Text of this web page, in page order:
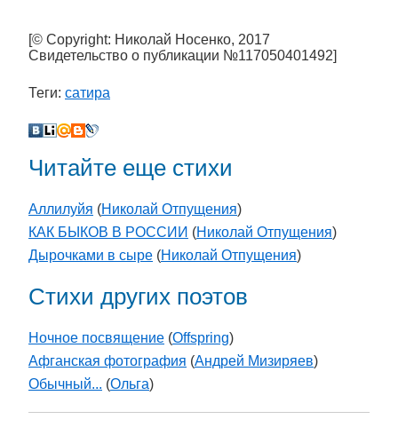
[© Copyright: Николай Носенко, 2017
Свидетельство о публикации №117050401492]
Теги: сатира
Читайте еще стихи
Аллилуйя (Николай Отпущения)
КАК БЫКОВ В РОССИИ (Николай Отпущения)
Дырочками в сыре (Николай Отпущения)
Стихи других поэтов
Ночное посвящение (Offspring)
Афганская фотография (Андрей Мизиряев)
Обычный... (Ольга)